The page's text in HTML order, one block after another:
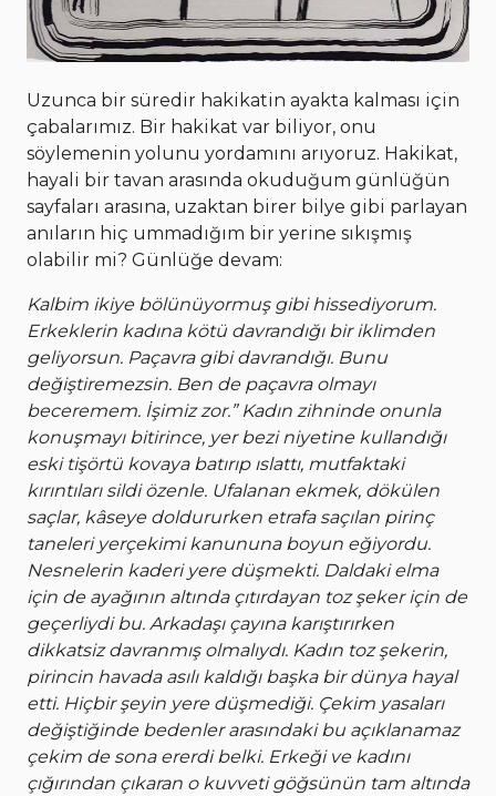
Uzunca bir süredir hakikatin ayakta kalması için
çabalarımız. Bir hakikat var biliyor, onu
söylemenin yolunu yordamını arıyoruz. Hakikat,
hayali bir tavan arasında okuduğum günlüğün
sayfaları arasına, uzaktan birer bilye gibi parlayan
anıların hiç ummadığım bir yerine sıkışmış
olabilir mi? Günlüğe devam:
Kalbim ikiye bölünüyormuş gibi hissediyorum.
Erkeklerin kadına kötü davrandığı bir iklimden
geliyorsun. Paçavra gibi davrandığı. Bunu
değiştiremezsin. Ben de paçavra olmayı
beceremem. İşimiz zor.” Kadın zihninde onunla
konuşmayı bitirince, yer bezi niyetine kullandığı
eski tişörtü kovaya batırıp ıslattı, mutfaktaki
kırıntıları sildi özenle. Ufalanan ekmek, dökülen
saçlar, kâseye doldururken etrafa saçılan pirinç
taneleri yerçekimi kanununa boyun eğiyordu.
Nesnelerin kaderi yere düşmekti. Daldaki elma
için de ayağının altında çıtırdayan toz şeker için de
geçerliydi bu. Arkadaşı çayına karıştırırken
dikkatsiz davranmış olmalıydı. Kadın toz şekerin,
pirincin havada asılı kaldığı başka bir dünya hayal
etti. Hiçbir şeyin yere düşmediği. Çekim yasaları
değiştiğinde bedenler arasındaki bu açıklanamaz
çekim de sona ererdi belki. Erkeği ve kadını
çığırından çıkaran o kuvveti göğsünün tam altında